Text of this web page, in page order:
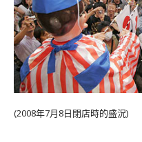
(2008年7月8日閉店時的盛況)